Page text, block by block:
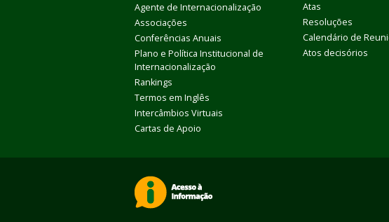
Agente de Internacionalização
Associações
Conferências Anuais
Plano e Política Institucional de
Internacionalização
Rankings
Termos em Inglês
Intercâmbios Virtuais
Cartas de Apoio
Atas
Resoluções
Calendário de
Atos decisórios